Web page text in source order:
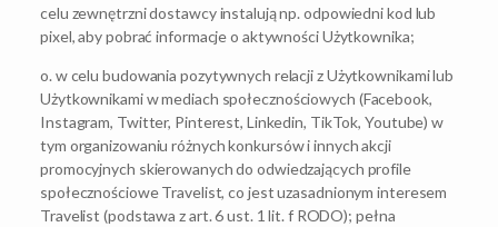
celu zewnętrzni dostawcy instalują np. odpowiedni kod lub
pixel, aby pobrać informacje o aktywności Użytkownika;
o. w celu budowania pozytywnych relacji z Użytkownikami lub
Użytkownikami w mediach społecznościowych (Facebook,
Instagram, Twitter, Pinterest, Linkedin, TikTok, Youtube) w
tym organizowaniu różnych konkursów i innych akcji
promocyjnych skierowanych do odwiedzających profile
społecznościowe Travelist, co jest uzasadnionym interesem
Travelist (podstawa z art. 6 ust. 1 lit. f RODO); pełna